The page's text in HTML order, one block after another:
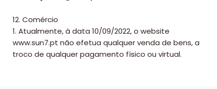
12. Comércio
1. Atualmente, à data 10/09/2022, o website
www.sun7.pt não efetua qualquer venda de bens, a
troco de qualquer pagamento físico ou virtual.